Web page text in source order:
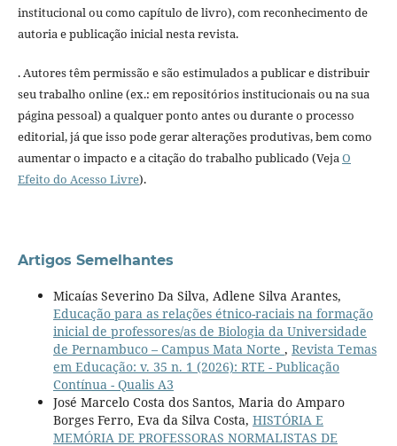
institucional ou como capítulo de livro), com reconhecimento de
autoria e publicação inicial nesta revista.
. Autores têm permissão e são estimulados a publicar e distribuir
seu trabalho online (ex.: em repositórios institucionais ou na sua
página pessoal) a qualquer ponto antes ou durante o processo
editorial, já que isso pode gerar alterações produtivas, bem como
aumentar o impacto e a citação do trabalho publicado (VejaO
Efeito do Acesso Livre).
Artigos Semelhantes
Micaías Severino Da Silva, Adlene Silva Arantes,
Educação para as relações étnico-raciais na formação
inicial de professores/as de Biologia da Universidade
de Pernambuco – Campus Mata Norte , Revista Temas
em Educação: v. 35 n. 1 (2026): RTE - Publicação
Contínua - Qualis A3
José Marcelo Costa dos Santos, Maria do Amparo
Borges Ferro, Eva da Silva Costa, HISTÓRIA E
MEMÓRIA DE PROFESSORAS NORMALISTAS DE